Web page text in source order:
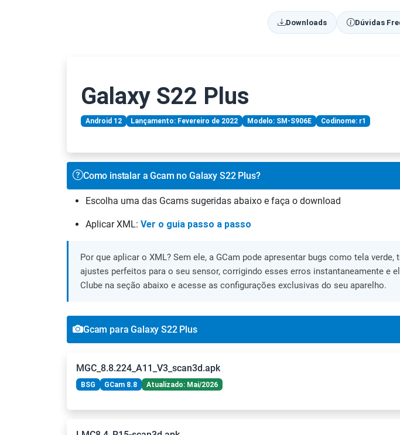
Downloads Dúvidas
Galaxy S22 Plus
Android 12 Lançamento: Fevereiro de 2022 Modelo: SM-S906E Codinome: r1
Como instalar a Gcam no Galaxy S22 Plus?
Escolha uma das Gcams sugeridas abaixo e faça o download
Aplicar XML: Ver o guia passo a passo
Por que aplicar o XML? Sem ele, a GCam pode apresentar bugs como tela
ajustes perfeitos para o seu sensor, corrigindo esses erros instantaneamente e
Clube na seção abaixo e acesse as configurações exclusivas do seu aparelho.
Gcam para Galaxy S22 Plus
MGC_8.8.224_A11_V3_scan3d.apk
BSG GCam 8.8 Atualizado: Mai/2026